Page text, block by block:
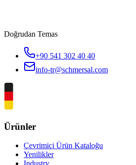
Doğrudan Temas
+90 541 302 40 40
info-tr@schmersal.com
Ürünler
Çevrimiçi Ürün Kataloğu
Yenilikler